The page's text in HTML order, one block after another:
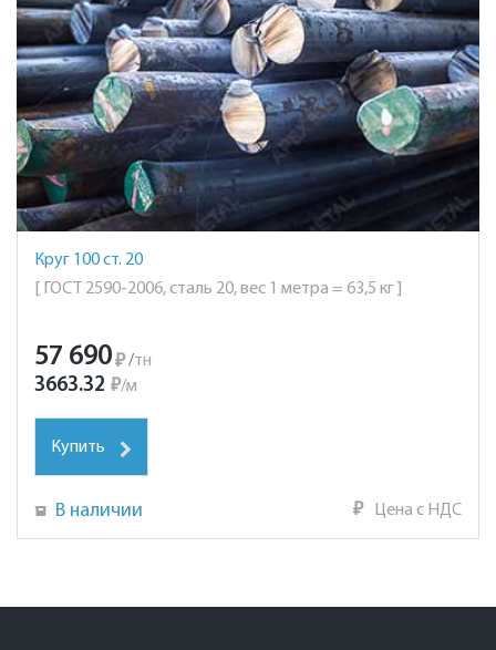
Круг 100 ст. 20
[ ГОСТ 2590-2006, сталь 20, вес 1 метра = 63,5 кг ]
57 690₽ /тн
3663.32 ₽/м
Купить
В наличии ₽ Цена с НДС